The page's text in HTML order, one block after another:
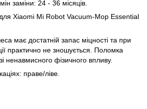
заміни: 24 - 36 місяців.
Xiaomi Mi Robot Vacuum-Mop Essential
має достатній запас міцності та при
практично не зношується. Поломка
ненавмисного фізичного впливу.
праве/ліве.